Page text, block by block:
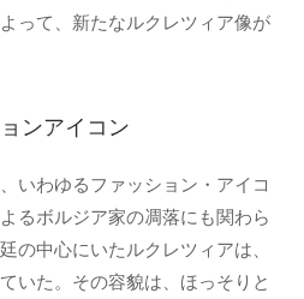
って、新たなルクレツィア像が
ンアイコン
いわゆるファッション・アイコ
るボルジア家の凋落にも関わら
の中心にいたルクレツィアは、
いた。その容貌は、ほっそりと